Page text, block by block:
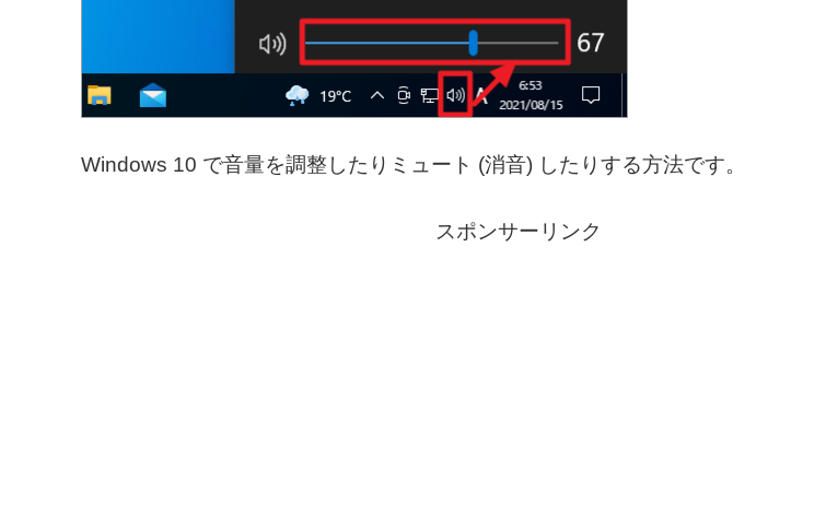
Windows 10 で音量を調整したりミュート (消音) したりする方法です。
スポンサーリンク